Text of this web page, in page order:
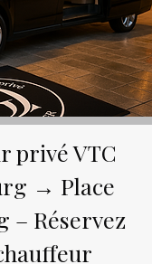
privé VTC
→ Place
– Réservez